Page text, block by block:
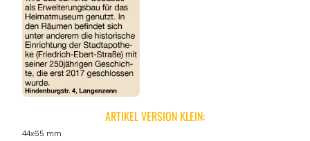
ARTIKEL VERSION KLEIN:
44x65 mm